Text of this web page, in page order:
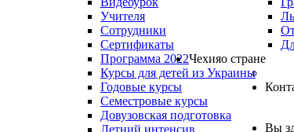
Учителя
Сотрудники
Сертификаты
Программа 2022
Курсы для детей из Украины
Годовые курсы
Семестровые курсы
Довузовская подготовка
Летний интенсив
Чехияо стране
Вы